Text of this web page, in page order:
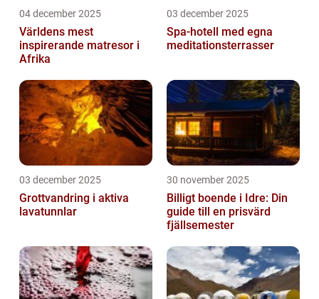
04 december 2025
Världens mest
inspirerande matresor i
Afrika
03 december 2025
Spa-hotell med egna
meditationsterrasser
03 december 2025
Grottvandring i aktiva
lavatunnlar
30 november 2025
Billigt boende i Idre: Din
guide till en prisvärd
fjällsemester